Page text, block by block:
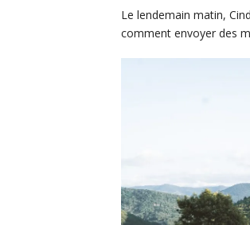
Le lendemain matin,
comment envoyer des